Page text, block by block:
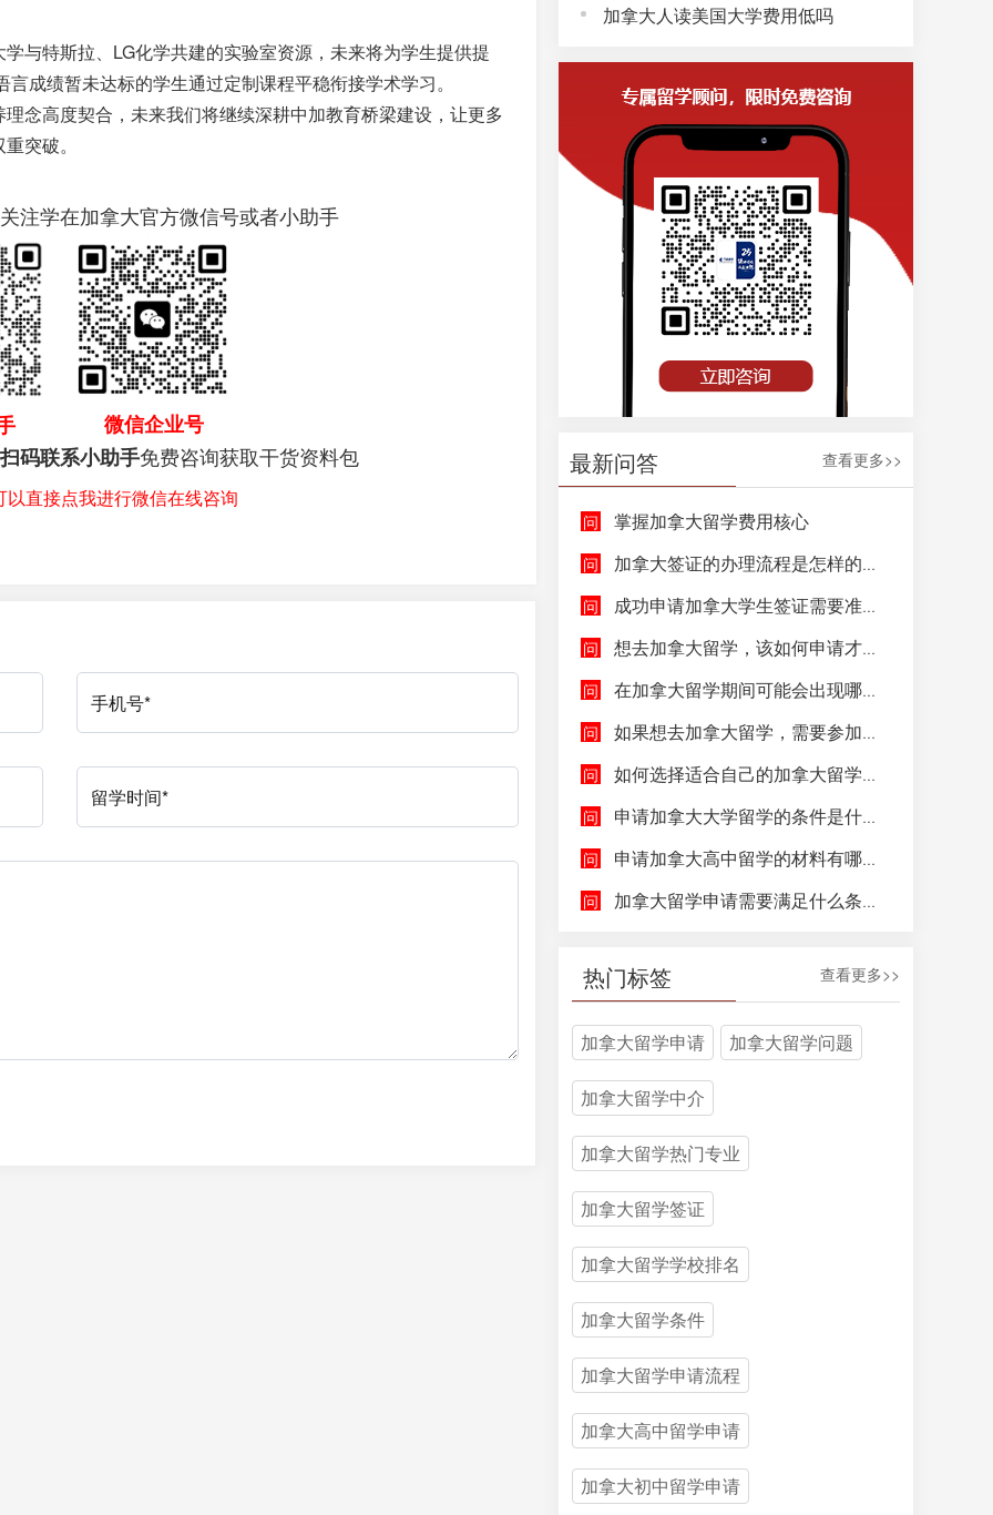
与特斯拉、LG化学共建的实验室资源，未来将为学生提供提
成绩暂未达标的学生通过定制课程平稳衔接学术学习。
念高度契合，未来我们将继续深耕中加教育桥梁建设，让更多
突破。
注学在加拿大官方微信号或者小助手
微信企业号
扫码联系小助手免费咨询获取干货资料包
以直接点我进行微信在线咨询
加拿大人读美国大学费用低吗
最新问答 查看更多>>
掌握加拿大留学费用核心
加拿大签证的办理流程是怎样的呢？
成功申请加拿大学生签证需要准备哪些文件呢？
想去加拿大留学，该如何申请才能成功拿到加拿大学生签证呢？
在加拿大留学期间可能会出现哪些紧急情况，具体该如何去处理这些紧急情况呢？
如果想去加拿大留学，需要参加哪些语言考试，达到什么水平才能申请呢？
如何选择适合自己的加拿大留学院校和专业呢？
申请加拿大大学留学的条件是什么，如何申请加拿大大学留学，留学的费用及签证申请流程是什么？
申请加拿大高中留学的材料有哪些，具体都包含哪些方面呢？
加拿大留学申请需要满足什么条件呢？
热门标签 查看更多>>
加拿大留学申请 加拿大留学问题
加拿大留学中介
加拿大留学热门专业
加拿大留学签证
加拿大留学学校排名
加拿大留学条件
加拿大留学申请流程
加拿大高中留学申请
加拿大初中留学申请